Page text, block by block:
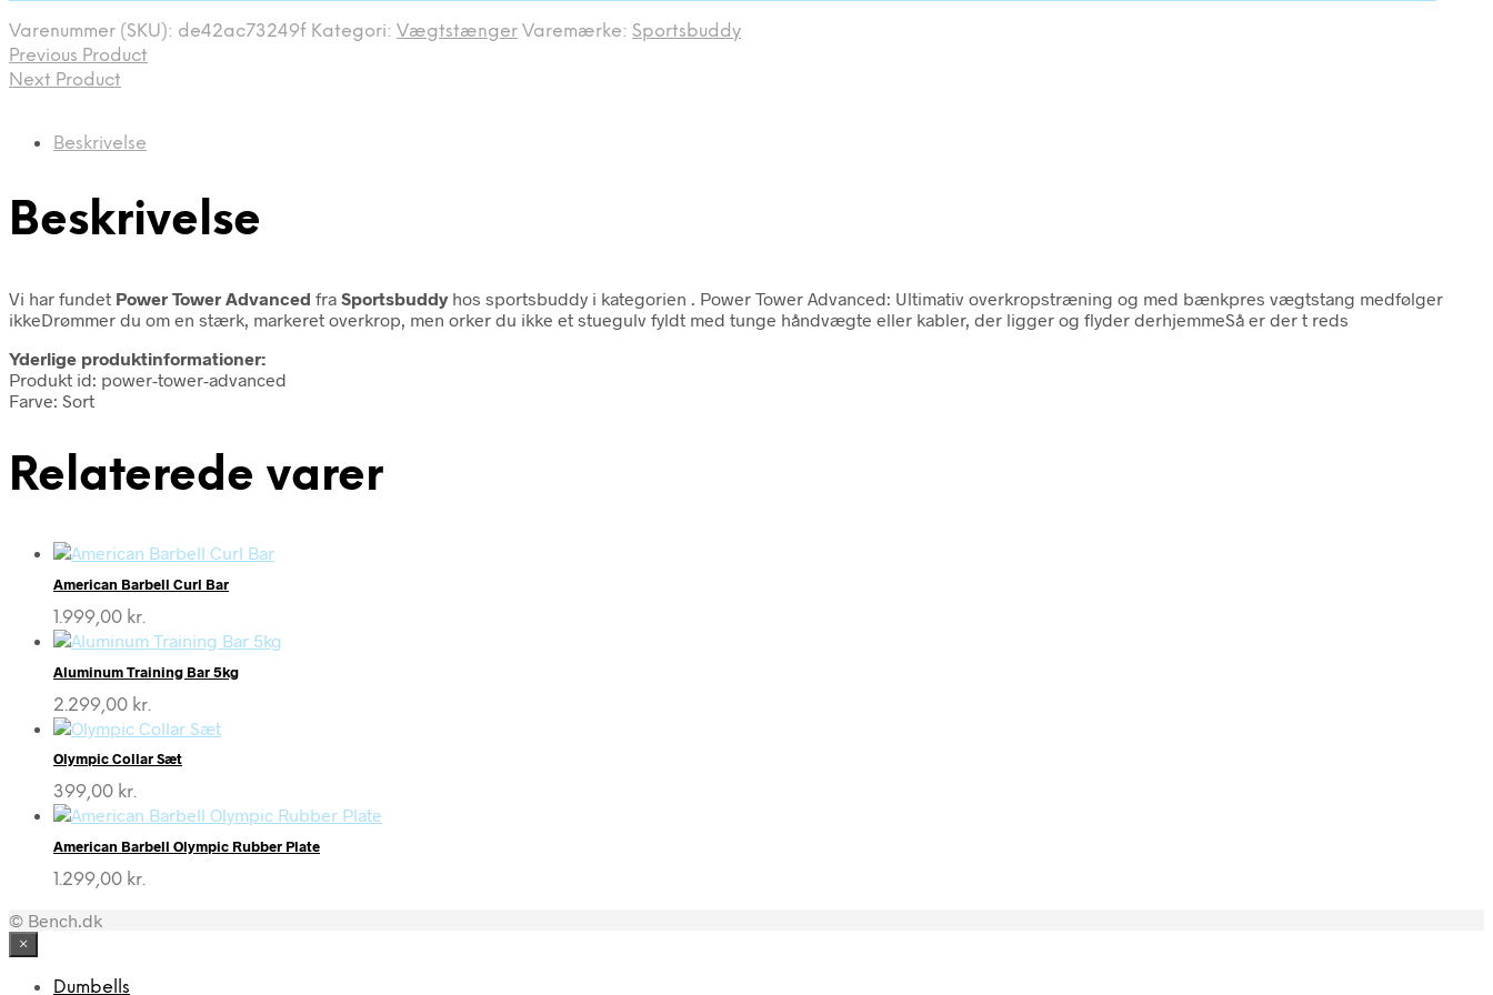
Varenummer (SKU): de42ac73249f Kategori: Vægtstænger Varemærke: Sportsbuddy
Previous Product
Next Product
Beskrivelse
Beskrivelse
Vi har fundet Power Tower Advanced fra Sportsbuddyhos sportsbuddy i kategorien
. Power Tower Advanced: Ultimativ overkropstræning og med bænkpres vægtstang medfølger
ikkeDrømmer du om en stærk, markeret overkrop, men orker du ikke et stuegulv fyldt med tunge håndvægte eller kabler, der ligger og flyder derhjemmeSå er der t reds
Yderlige produktinformationer:
Produkt id: power-tower-advanced
Farve: Sort
Relaterede varer
American Barbell Curl Bar
1.999,00 kr.
Aluminum Training Bar 5kg
2.299,00 kr.
Olympic Collar Sæt
399,00 kr.
American Barbell Olympic Rubber Plate
1.299,00 kr.
© Bench.dk
×
Dumbells